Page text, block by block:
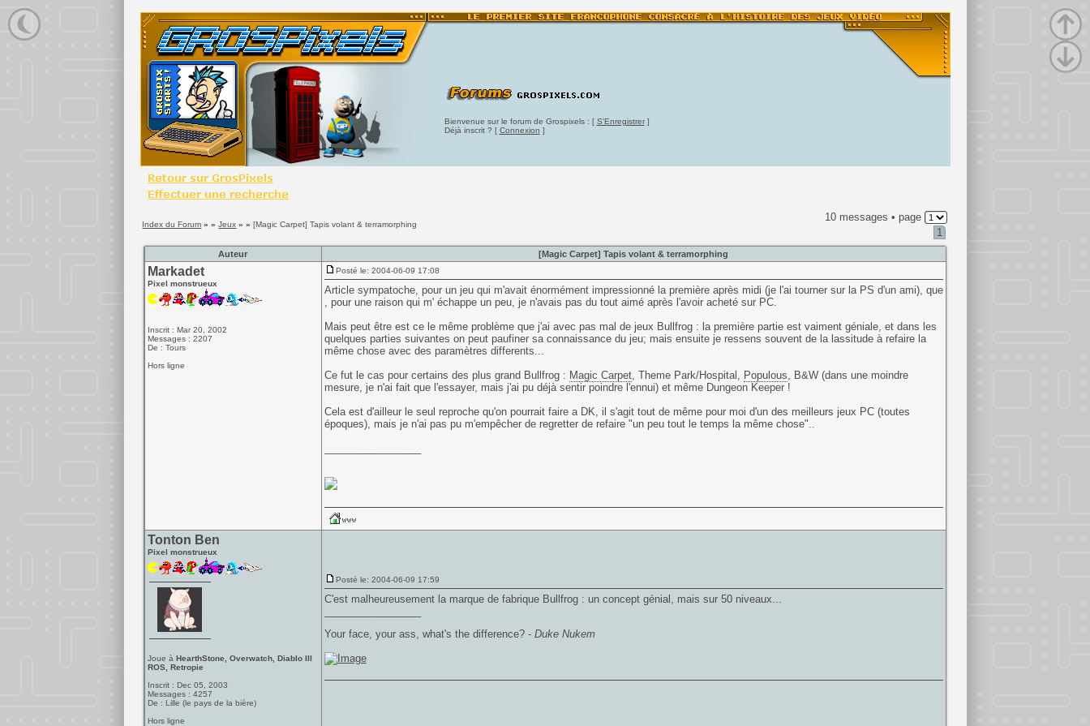
Bienvenue sur le forum de Grospixels : [ S'Enregistrer]
Déjà inscrit ? [ Connexion ]
Index du Forum » »Jeux » »[Magic Carpet] Tapis volant & terramorphing
10 messages • page
1
Auteur [Magic Carpet] Tapis volant & terramorphing
Markadet
Pixel monstrueux
Inscrit : Mar 20, 2002
Messages : 2207
De : Tours
Hors ligne
Posté le: 2004-06-09 17:08
Article sympatoche, pour un jeu qui m'avait énormément impressionné la première après midi (je l'ai tourner sur la PS d'un ami), que
, pour une raison qui m' échappe un peu, je n'avais pas du tout aimé après l'avoir acheté sur PC.
Mais peut être est ce le même problème que j'ai avec pas mal de jeux Bullfrog : la première partie est vaiment géniale, et dans les
quelques parties suivantes on peut paufiner sa connaissance du jeu; mais ensuite je ressens souvent de la lassitude à refaire la
même chose avec des paramètres differents...
Ce fut le cas pour certains des plus grand Bullfrog : Magic Carpet, Theme Park/Hospital, Populous, B&W (dans une moindre
mesure, je n'ai fait que l'essayer, mais j'ai pu déjà sentir poindre l'ennui) et même Dungeon Keeper !
Cela est d'ailleur le seul reproche qu'on pourrait faire a DK, il s'agit tout de même pour moi d'un des meilleurs jeux PC (toutes
époques), mais je n'ai pas pu m'empêcher de regretter de refaire "un peu tout le temps la même chose"..
Tonton Ben
Pixel monstrueux
Joue à HearthStone, Overwatch, Diablo III
ROS, Retropie
Inscrit : Dec 05, 2003
Messages : 4257
De : Lille (le pays de la bière)
Hors ligne
Posté le: 2004-06-09 17:59
C'est malheureusement la marque de fabrique Bullfrog : un concept génial, mais sur 50 niveaux...
Your face, your ass, what's the difference? - Duke Nukem